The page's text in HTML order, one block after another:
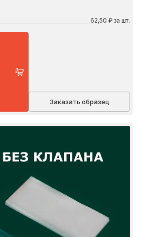
62,50 ₽ за шт.
Заказать образец